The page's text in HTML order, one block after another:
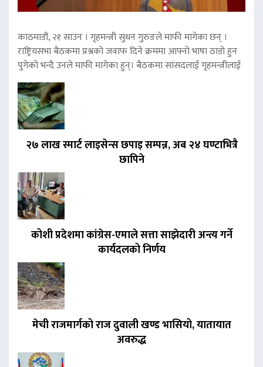
काठमाडौं, २१ साउन । गृहमन्त्री सुधन गुरुङले माफी मागेका छन् ।
राष्ट्रियसभा बैठकमा प्रश्नको जवाफ दिने क्रममा आफ्नो भाषा ठाडो हुन
पुगेको भन्दै उनले माफी मागेका हुन्। बैठकमा सांसदलाई गृहमन्त्रीलाई
२७ लाख स्मार्ट लाइसेन्स छपाइ सम्पन्न, अब २४ घण्टाभित्रै
छापिने
कोशी प्रदेशमा कांग्रेस-एमाले सत्ता साझेदारी अन्त्य गर्ने
कार्यदलको निर्णय
मेची राजमार्गको राज दुवाली खण्ड भासियो, यातायात
अवरुद्ध